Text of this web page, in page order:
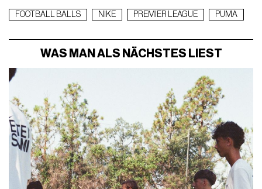
FOOTBALL BALLS NIKE PREMIER LEAGUE PUMA
WAS MAN ALS NÄCHSTES LIEST